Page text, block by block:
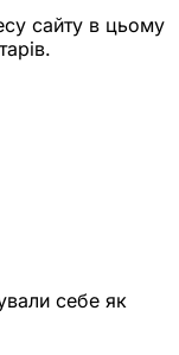
сайту в цьому
себе як